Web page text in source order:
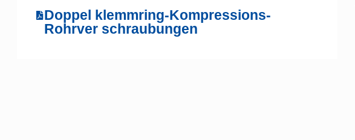
Doppel klemmring-Kompressions-
Rohrver schraubungen